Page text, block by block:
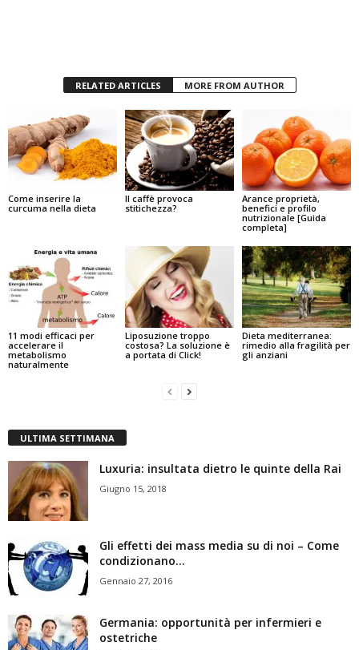
RELATED ARTICLES MORE FROM AUTHOR
Come inserire la
curcuma nella dieta
Il caffè provoca
stitichezza?
Arance proprietà,
benefici e profilo
nutrizionale [Guida
completa]
11 modi efficaci per
accelerare il
metabolismo
naturalmente
Liposuzione troppo
costosa? La soluzione è
a portata di Click!
Dieta mediterranea:
rimedio alla fragilità per
gli anziani
ULTIMA SETTIMANA
Luxuria: insultata dietro le quinte della Rai
Giugno 15, 2018
Gli effetti dei mass media su di noi – Come
condizionano...
Gennaio 27, 2016
Germania: opportunità per infermieri e
ostetriche